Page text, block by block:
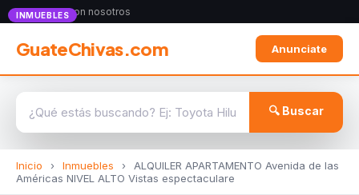
Anunciate con nosotros
GuateChivas.com Anunciate
🔍 Buscar
Inicio › Inmuebles ›
ALQUILER APARTAMENTO Avenida de las
Américas NIVEL ALTO Vistas espectaculare
INMUEBLES